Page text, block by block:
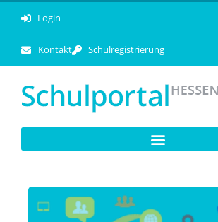
Login
Kontakt Schulregistrierung